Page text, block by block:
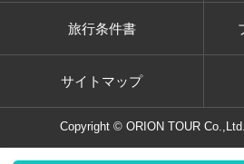
旅行条件書
サイトマップ
Copyright © ORION TOUR